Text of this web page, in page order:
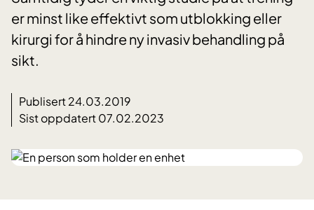
er minst like effektivt som utblokking eller
kirurgi for å hindre ny invasiv behandling på
sikt.
Publisert 24.03.2019
Sist oppdatert 07.02.2023